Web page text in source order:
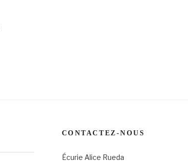
CONTACTEZ-NOUS
Écurie Alice Rueda